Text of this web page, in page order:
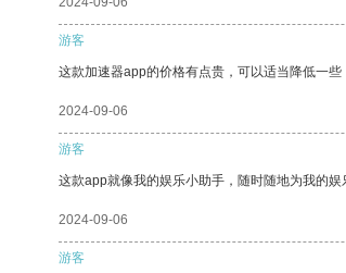
游客
这款加速器app的价格有点贵，可以适当降低一些
2024-09-06
游客
这款app就像我的娱乐小助手，随时随地为我的娱
2024-09-06
游客